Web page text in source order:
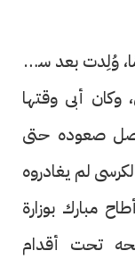
نزولى الميدان كان ٢٤ عامًا، وُلِدت بعد ست
أبى وقتها
صعوده حتى
لم يغادروه
مبارك بوزارة
تحت أقدام